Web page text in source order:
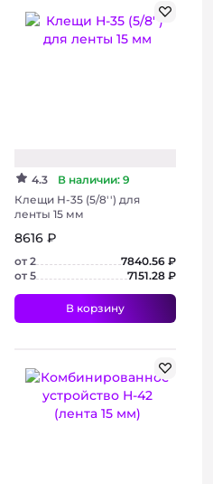
+ 3 фото
4.3
В наличии: 9
Клещи Н-35 (5/8'') для
ленты 15 мм
8616 ₽
от 2
7840.56 ₽
от 5
7151.28 ₽
В корзину